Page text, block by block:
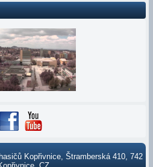
Kopřivnice, Štramberská 410, 742